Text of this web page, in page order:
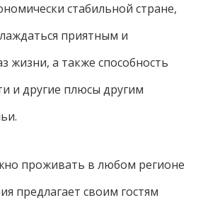
стабильной стране,
приятным и
жизни, а также способность
и другие плюсы другим
проживать в любом регионе
предлагает своим гостям